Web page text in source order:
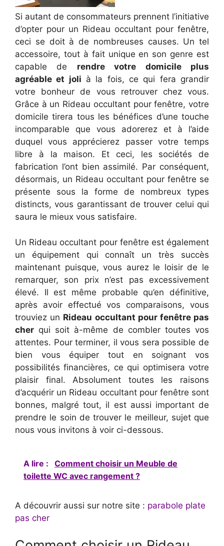
Si autant de consommateurs prennent l’initiative
d’opter pour un Rideau occultant pour fenêtre,
ceci se doit à de nombreuses causes. Un tel
accessoire, tout à fait unique en son genre est
capable de rendre votre domicile plus
agréable et joli à la fois, ce qui fera grandir
votre bonheur de vous retrouver chez vous.
Grâce à un Rideau occultant pour fenêtre, votre
domicile tirera tous les bénéfices d’une touche
incomparable que vous adorerez et à l’aide
duquel vous apprécierez passer votre temps
libre à la maison. Et ceci, les sociétés de
fabrication l’ont bien assimilé. Par conséquent,
désormais, un Rideau occultant pour fenêtre se
présente sous la forme de nombreux types
distincts, vous garantissant de trouver celui qui
saura le mieux vous satisfaire.
Un Rideau occultant pour fenêtre est également
un équipement qui connaît un très succès
maintenant puisque, vous aurez le loisir de le
remarquer, son prix n’est pas excessivement
élevé. Il est même probable qu’en définitive,
après avoir effectué vos comparaisons, vous
trouviez un Rideau occultant pour fenêtre pas
cher qui soit à-même de combler toutes vos
attentes. Pour terminer, il vous sera possible de
bien vous équiper tout en soignant vos
possibilités financières, ce qui optimisera votre
plaisir final. Absolument toutes les raisons
d’acquérir un Rideau occultant pour fenêtre sont
bonnes, malgré tout, il est aussi important de
prendre le soin de trouver le meilleur, sujet que
nous vous invitons à voir ci-dessous.
A lire :
Comment choisir un Meuble de
toilette WC avec rangement ?
A découvrir aussi sur notre site : parabole plate
pas cher